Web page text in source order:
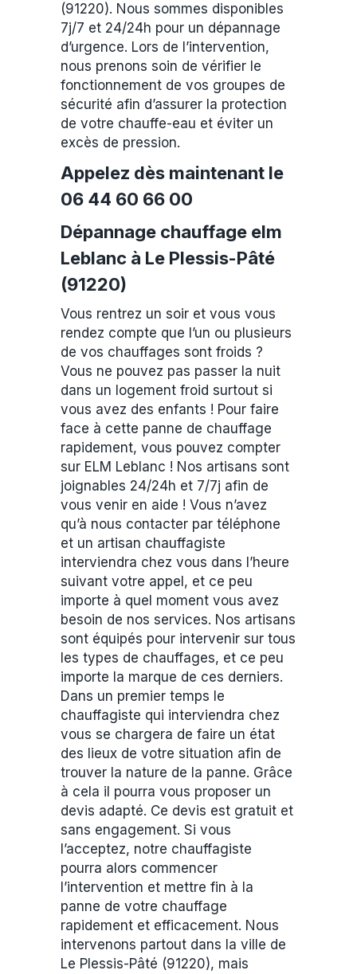
(91220). Nous sommes disponibles
7j/7 et 24/24h pour un dépannage
d’urgence. Lors de l’intervention,
nous prenons soin de vérifier le
fonctionnement de vos groupes de
sécurité afin d’assurer la protection
de votre chauffe-eau et éviter un
excès de pression.
Appelez dès maintenant le
06 44 60 66 00
Dépannage chauffage elm
Leblanc à Le Plessis-Pâté
(91220)
Vous rentrez un soir et vous vous
rendez compte que l’un ou plusieurs
de vos chauffages sont froids ?
Vous ne pouvez pas passer la nuit
dans un logement froid surtout si
vous avez des enfants ! Pour faire
face à cette panne de chauffage
rapidement, vous pouvez compter
sur ELM Leblanc ! Nos artisans sont
joignables 24/24h et 7/7j afin de
vous venir en aide ! Vous n’avez
qu’à nous contacter par téléphone
et un artisan chauffagiste
interviendra chez vous dans l’heure
suivant votre appel, et ce peu
importe à quel moment vous avez
besoin de nos services. Nos artisans
sont équipés pour intervenir sur tous
les types de chauffages, et ce peu
importe la marque de ces derniers.
Dans un premier temps le
chauffagiste qui interviendra chez
vous se chargera de faire un état
des lieux de votre situation afin de
trouver la nature de la panne. Grâce
à cela il pourra vous proposer un
devis adapté. Ce devis est gratuit et
sans engagement. Si vous
l’acceptez, notre chauffagiste
pourra alors commencer
l’intervention et mettre fin à la
panne de votre chauffage
rapidement et efficacement. Nous
intervenons partout dans la ville de
Le Plessis-Pâté (91220), mais